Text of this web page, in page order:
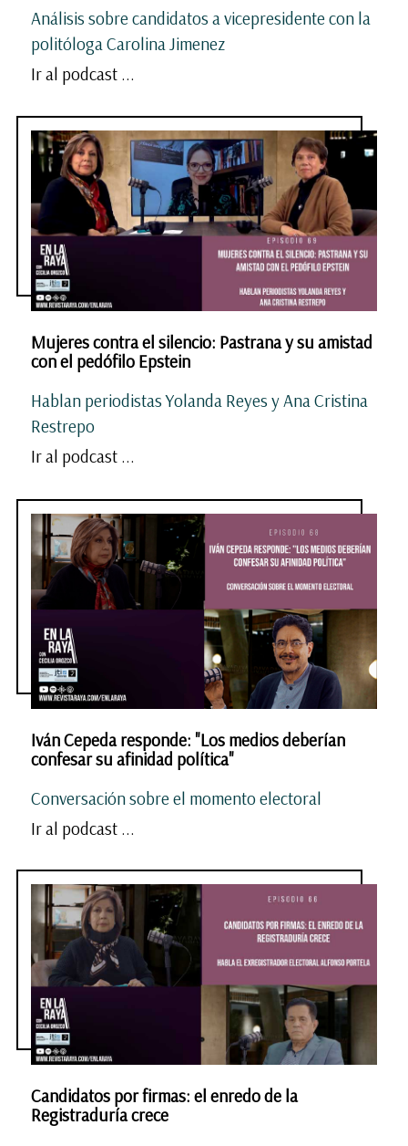
Análisis sobre candidatos a vicepresidente con la
politóloga Carolina Jimenez
Ir al podcast ...
Mujeres contra el silencio: Pastrana y su amistad
con el pedófilo Epstein
Hablan periodistas Yolanda Reyes y Ana Cristina
Restrepo
Ir al podcast ...
Iván Cepeda responde: "Los medios deberían
confesar su afinidad política"
Conversación sobre el momento electoral
Ir al podcast ...
Candidatos por firmas: el enredo de la
Registraduría crece